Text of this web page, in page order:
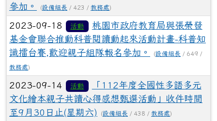
參加。
(設備組長 / 423 / 教務處)
2023-09-18 活動
桃園市政府教育局與張榮發
基金會聯合推動科普閱讀動起來活動計畫-科普知
識擂台賽,歡迎親子組隊報名參加。
(設備組長 / 649 /
教務處)
2023-09-14 活動
「112年度全國性多語多元
文化繪本親子共讀心得感想甄選活動」收件時間
至9月30日止(星期六)
(設備組長 / 438 / 教務處)